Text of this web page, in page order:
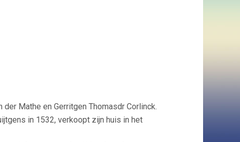
Mathe en Gerritgen Thomasdr Corlinck.
in 1532, verkoopt zijn huis in het